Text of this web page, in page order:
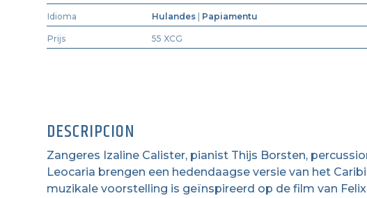
Idioma Hulandes Papiamentu
Prijs 55 XCG
DESCRIPCION
Zangeres Izaline Calister, pianist Thijs Borsten,
Leocaria brengen een hedendaagse versie van het
muzikale voorstelling is geïnspireerd op de film van